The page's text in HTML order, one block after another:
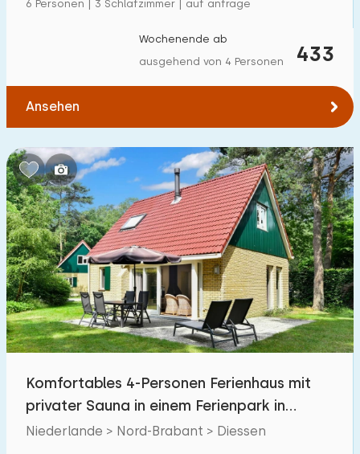
6 Personen | 3 Schlafzimmer | auf anfrage
433
Wochenende ab
ausgehend von 4 Personen
Ansehen
Komfortables 4-Personen Ferienhaus mit
privater Sauna in einem Ferienpark in
Nordbrabant
Niederlande > Nord-Brabant > Diessen